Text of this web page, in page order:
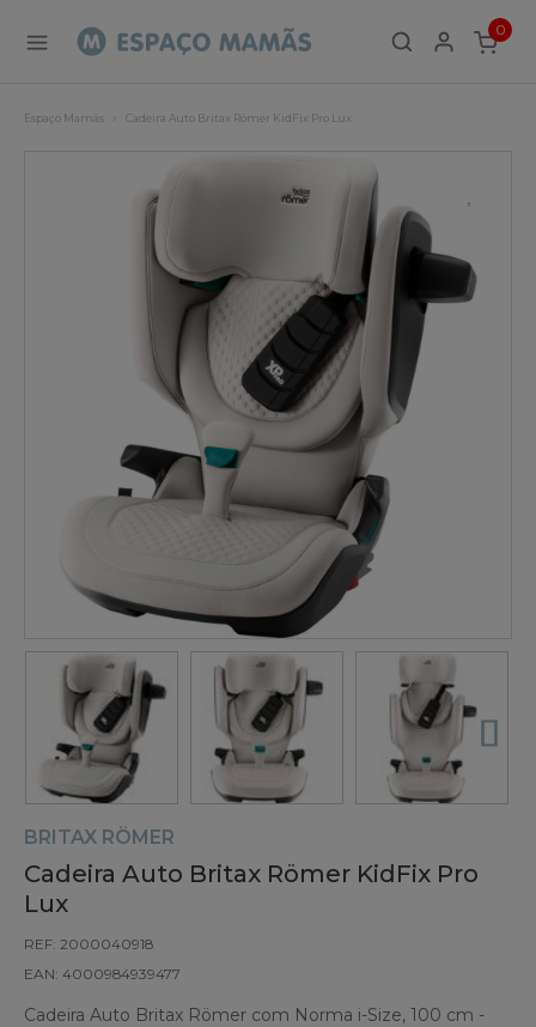
0
ITEMS
Espaço Mamãs Cadeira Auto Britax Römer KidFix Pro Lux
BRITAX RÖMER
Cadeira Auto Britax Römer KidFix Pro
Lux
REF: 2000040918
EAN: 4000984939477
Cadeira Auto Britax Römer com Norma i-Size, 100 cm -